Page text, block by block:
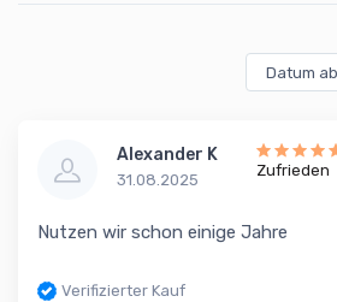
Alexander K
31.08.2025
Zufrieden
Nutzen wir schon einige Jahre
Verifizierter Kauf